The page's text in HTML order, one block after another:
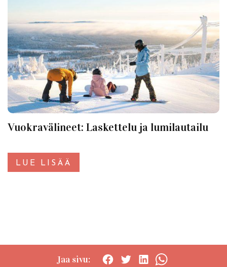
Vuokravälineet: Laskettelu ja lumilautailu
LUE LISÄÄ
Jaa sivu: